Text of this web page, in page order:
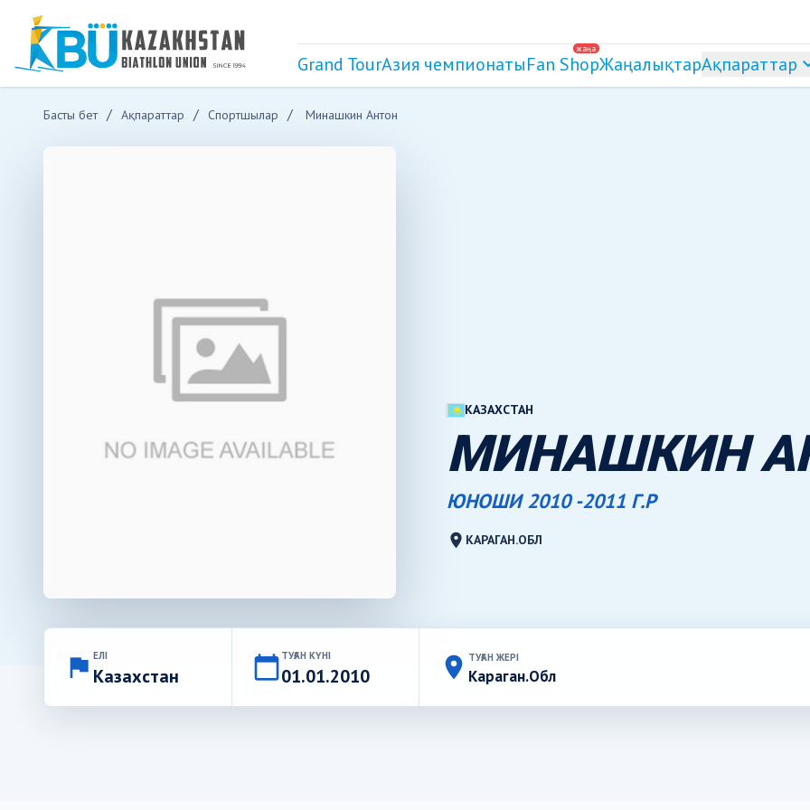
Grand TourАзия чемпионаты
жаңа
Fan ShopЖаңалықтарАқпараттар
Басты бет Ақпараттар Спортшылар Минашкин Антон
КАЗАХСТАН
МИНАШКИН
ЮНОШИ 2010 -2011 Г.Р
location_on КАРАГАН.ОБЛ
flag ЕЛІ
Казахстан calendar_today ТУҒАН КҮНІ
01.01.2010 place ТУҒАН ЖЕРІ
Караган.Обл